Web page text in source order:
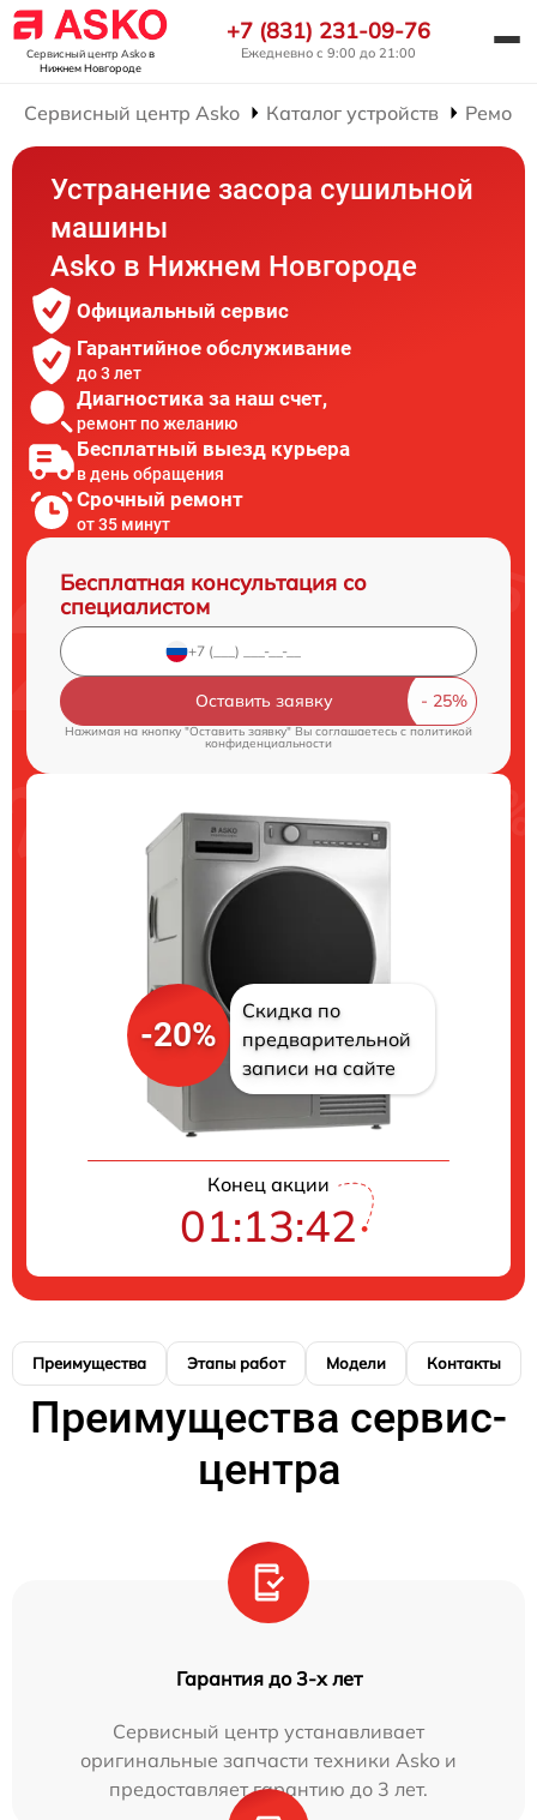
Сервисный центр Askoв
Нижнем Новгороде
+7 (831) 231-09-76
Ежедневно с 9:00 до 21:00
Сервисный центр Asko Каталог устройств
Устранение засора сушильной
машины
Asko в Нижнем Новгороде
Официальный сервис
Гарантийное обслуживание
до 3 лет
Диагностика за наш счет,
ремонт по желанию
Бесплатный выезд курьера
в день обращения
Срочный ремонт
от 35 минут
Бесплатная консультация со
специалистом
Оставить заявку
Нажимая на кнопку "Оставить заявку" Вы соглашаетесь cполитикой
конфиденциальности
-20%
Скидка по
предварительной
записи на сайте
Конец акции
01:13:41
Преимущества Этапы работ Модели Контакты
Преимущества сервис-
центра
Гарантия до 3-х лет
Сервисный центр устанавливает
оригинальные запчасти техники Asko и
предоставляет гарантию до 3 лет.